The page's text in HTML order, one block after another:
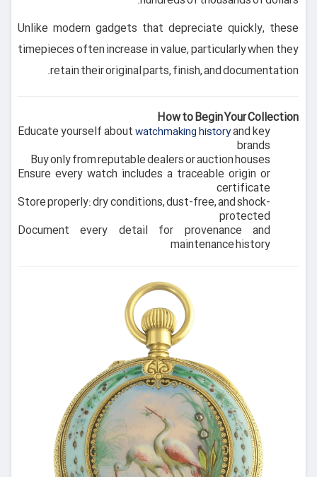
Unlike modern gadgets that depreciate quickly, these
timepieces often increase in value, particularly when they
retain their original parts, finish, and documentation.
How to Begin Your Collection
Educate yourself aboutwatchmaking historyand key
brands
Buy only from reputable dealers or auction houses
Ensure every watch includes a traceable origin or
certificate
Store properly: dry conditions, dust-free, and shock-
protected
Document every detail for provenance and
maintenance history